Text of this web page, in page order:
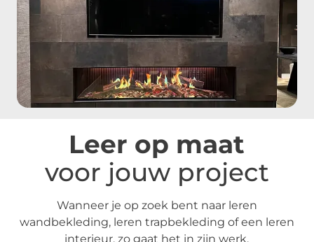
Leer op maat
voor jouw project
Wanneer je op zoek bent naar leren
wandbekleding, leren trapbekleding of een leren
interieur, zo gaat het in zijn werk.